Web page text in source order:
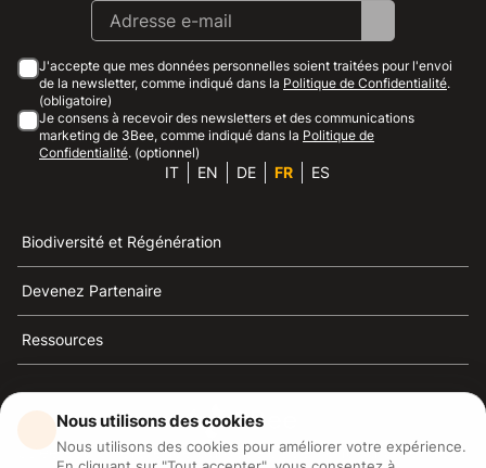
J'accepte que mes données personnelles soient traitées pour l'envoi
de la newsletter, comme indiqué dans la Politique de Confidentialité.
(obligatoire)
Je consens à recevoir des newsletters et des communications
marketing de 3Bee, comme indiqué dans la Politique de
Confidentialité. (optionnel)
IT EN DE FR ES
Biodiversité et Régénération
Devenez Partenaire
Ressources
3Bee est la référence du développement durable, de la
Nous utilisons des cookies
Nous utilisons des cookies pour améliorer votre expérience.